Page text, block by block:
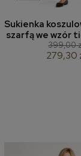
Sukienka
szarfą we wzór
399,00
279,30